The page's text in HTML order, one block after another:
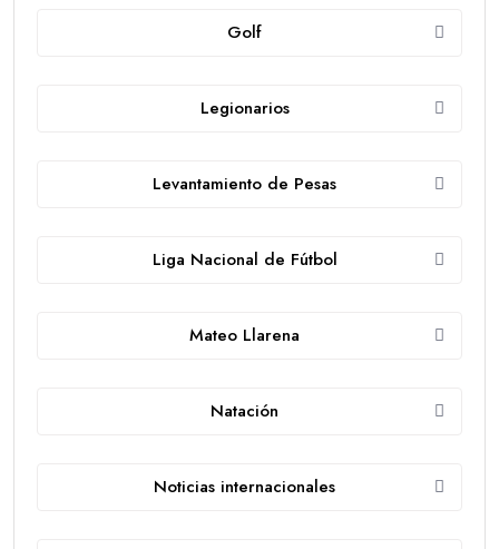
Golf
Legionarios
Levantamiento de Pesas
Liga Nacional de Fútbol
Mateo Llarena
Natación
Noticias internacionales